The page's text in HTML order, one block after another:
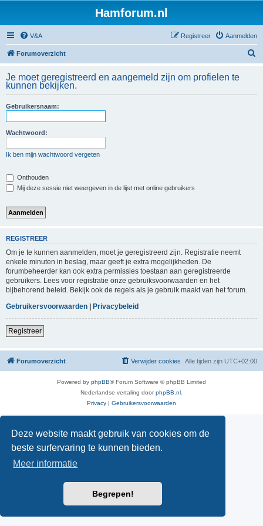
Deze website maakt gebruik van cookies om de
beste surfervaring te kunnen bieden.
Meer informatie
Begrepen!
Hamforum.nl
V&A Aanmelden
Registreer
Forumoverzicht
k
Je moet geregistreerd en aangemeld zijn om profielen te
kunnen bekijken.
Gebruikersnaam:
Wachtwoord:
Ik ben mijn wachtwoord vergeten
Onthouden
Mij deze sessie niet weergeven in de lijst met online gebruikers
REGISTREER
Om je te kunnen aanmelden, moet je geregistreerd zijn. Registratie neemt
enkele minuten in beslag, maar geeft je extra mogelijkheden. De
forumbeheerder kan ook extra permissies toestaan aan geregistreerde
gebruikers. Lees voor registratie onze gebruiksvoorwaarden en het
bijbehorend beleid. Bekijk ook de regels als je gebruik maakt van het forum.
Gebruikersvoorwaarden | Privacybeleid
Registreer
Forumoverzicht Alle tijden zijn UTC+02:00
Verwijder cookies
Powered by phpBB® Forum Software © phpBB Limited
Nederlandse vertaling doorphpBB.nl
Privacy | Gebruikersvoorwaarden